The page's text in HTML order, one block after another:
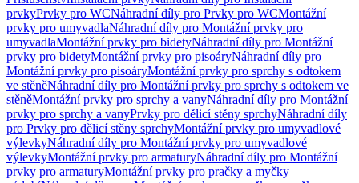
prvkyPrvky pro WCNáhradní díly pro Prvky pro WCMontážní
prvky pro umyvadlaNáhradní díly pro Montážní prvky pro
umyvadlaMontážní prvky pro bidetyNáhradní díly pro Montážní
prvky pro bidetyMontážní prvky pro pisoáryNáhradní díly pro
Montážní prvky pro pisoáryMontážní prvky pro sprchy s odtokem
ve stěněNáhradní díly pro Montážní prvky pro sprchy s odtokem ve
stěněMontážní prvky pro sprchy a vanyNáhradní díly pro Montážní
prvky pro sprchy a vanyPrvky pro dělicí stěny sprchyNáhradní díly
pro Prvky pro dělicí stěny sprchyMontážní prvky pro umyvadlové
výlevkyNáhradní díly pro Montážní prvky pro umyvadlové
výlevkyMontážní prvky pro armaturyNáhradní díly pro Montážní
prvky pro armaturyMontážní prvky pro pračky a myčky